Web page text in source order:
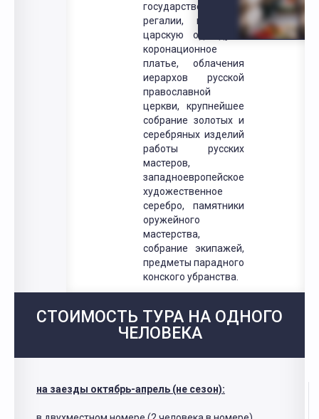
государственные
регалии, парадную
царскую одежду и
коронационное
платье, облачения
иерархов русской
православной
церкви, крупнейшее
собрание золотых и
серебряных изделий
работы русских
мастеров,
западноевропейское
художественное
серебро, памятники
оружейного
мастерства,
собрание экипажей,
предметы парадного
конского убранства.
СТОИМОСТЬ ТУРА НА ОДНОГО
ЧЕЛОВЕКА
на заезды октябрь-апрель (не сезон):